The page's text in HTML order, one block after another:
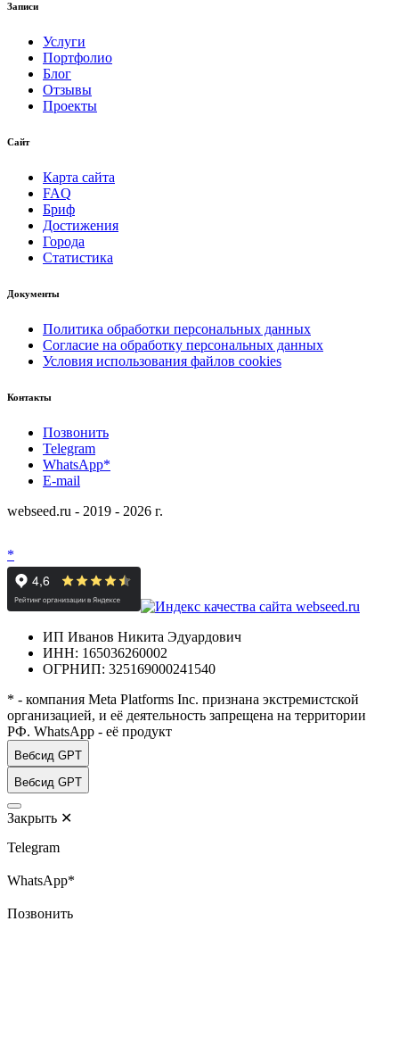
Записи
Услуги
Портфолио
Блог
Отзывы
Проекты
Сайт
Карта сайта
FAQ
Бриф
Достижения
Города
Статистика
Документы
Политика обработки персональных данных
Согласие на обработку персональных данных
Условия использования файлов cookies
Контакты
Позвонить
Telegram
WhatsApp*
E-mail
webseed.ru - 2019 - 2026 г.
*
ИП Иванов Никита Эдуардович
ИНН: 165036260002
ОГРНИП: 325169000241540
* - компания Meta Platforms Inc. признана экстремистской
организацией, и её деятельность запрещена на территории
РФ. WhatsApp - её продукт
Вебсид GPT
Вебсид GPT
Закрыть ✕
Telegram
WhatsApp*
Позвонить